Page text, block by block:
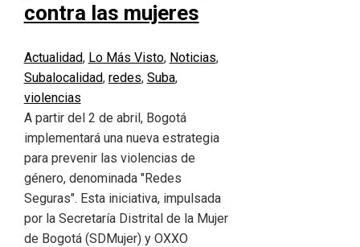
contra las mujeres
Actualidad, Lo Más Visto, Noticias,
Subalocalidad, redes, Suba,
violencias
A partir del 2 de abril, Bogotá
implementará una nueva estrategia
para prevenir las violencias de
género, denominada "Redes
Seguras". Esta iniciativa, impulsada
por la Secretaría Distrital de la Mujer
de Bogotá (SDMujer) y OXXO